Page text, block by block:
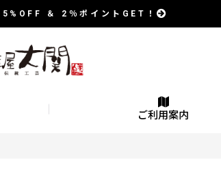
5%OFF ＆ 2％ポイントGET！
ご利用案内